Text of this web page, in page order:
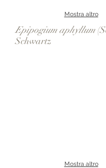
Mostra altro
Epipogium aphyllum
Schwartz
Mostra altro